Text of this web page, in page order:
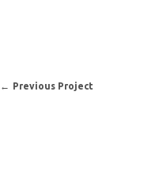
Previous Project